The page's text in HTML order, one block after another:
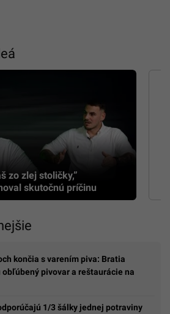
zo zlej stoličky,”
skutočnú príčinu
končia s varením piva: Bratia
obľúbený pivovar a reštaurácie na
1/3 šálky jednej potraviny